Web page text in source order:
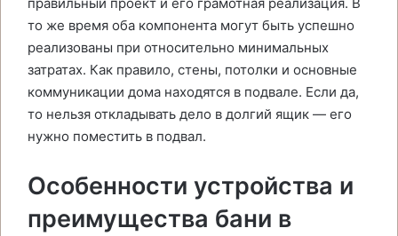
то же время оба компонента могут быть успешно
реализованы при относительно минимальных
затратах. Как правило, стены, потолки и основные
коммуникации дома находятся в подвале. Если да,
то нельзя откладывать дело в долгий ящик — его
нужно поместить в подвал.
Особенности устройства и
преимущества бани в